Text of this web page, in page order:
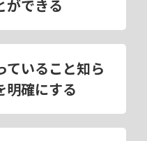
ができる
いること知ら
明確にする